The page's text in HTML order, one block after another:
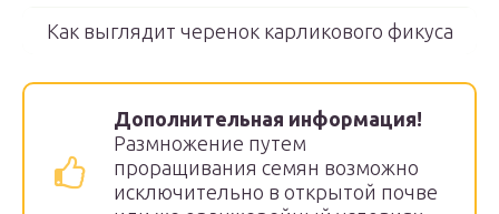
Как выглядит черенок карликового фикуса
Дополнительная информация!
Размножение путем
проращивания семян возможно
исключительно в открытой почве